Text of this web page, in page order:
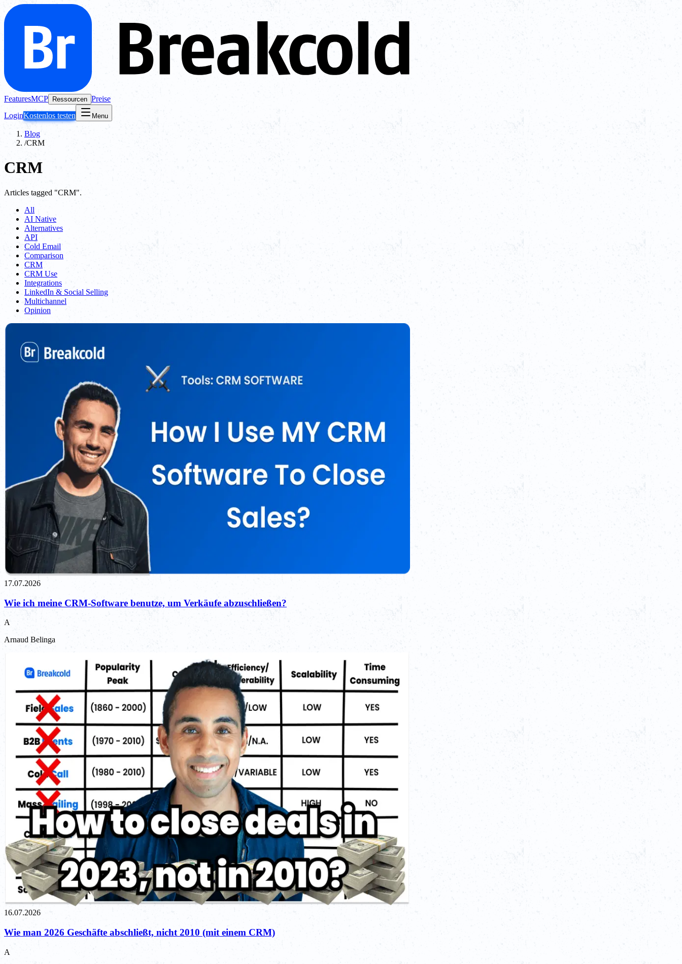
FeaturesMCP Ressourcen Preise
LoginKostenlos testen Menu
Blog
/CRM
CRM
Articles tagged "CRM".
All
AI Native
Alternatives
API
Cold Email
Comparison
CRM
CRM Use
Integrations
LinkedIn & Social Selling
Multichannel
Opinion
17.07.2026
Wie ich meine CRM-Software benutze, um Verkäufe abzuschließen?
A
Arnaud Belinga
16.07.2026
Wie man 2026 Geschäfte abschließt, nicht 2010 (mit einem CRM)
A